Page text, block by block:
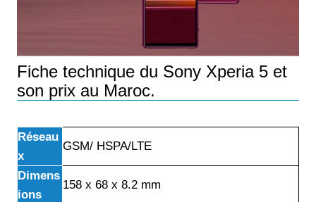
Fiche technique du Sony Xperia 5 et
son prix au Maroc.
Réseau
x
GSM/ HSPA/LTE
Dimens
ions
158 x 68 x 8.2 mm